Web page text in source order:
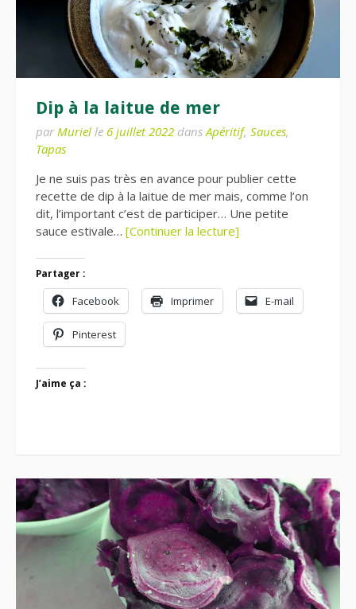
Dip à la laitue de mer
par Muriel le 6 juillet 2022 dansApéritif, Sauces,
Tapas
Je ne suis pas très en avance pour publier cette
recette de dip à la laitue de mer mais, comme l’on
dit, l’important c’est de participer… Une petite
sauce estivale… [Continuer la lecture]
Partager :
Facebook Imprimer E-mail
Pinterest
J’aime ça :